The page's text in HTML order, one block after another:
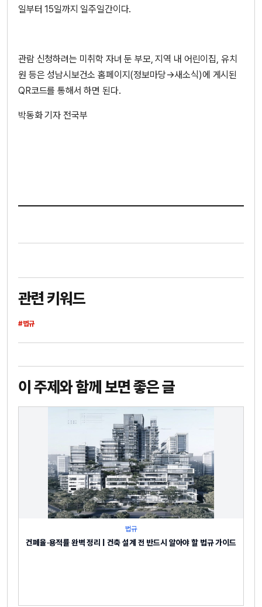
일부터 15일까지 일주일간이다.
관람 신청하려는 미취학 자녀 둔 부모, 지역 내 어린이집, 유치
원 등은 성남시보건소 홈페이지(정보마당→새소식)에 게시된
QR코드를 통해서 하면 된다.
박동화 기자 전국부
관련 키워드
#법규
이 주제와 함께 보면 좋은 글
법규
건폐율·용적률 완벽 정리 | 건축 설계 전 반드시 알아야 할 법규 가이드